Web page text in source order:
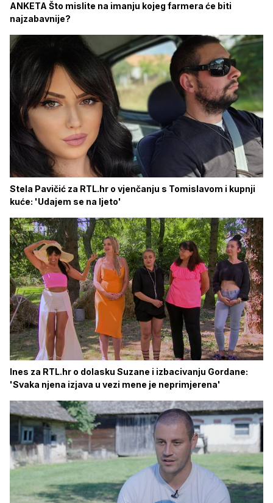
ANKETA Što mislite na imanju kojeg farmera će biti
najzabavnije?
Stela Pavičić za RTL.hr o vjenčanju s Tomislavom i kupnji
kuće: 'Udajem se na ljeto'
Ines za RTL.hr o dolasku Suzane i izbacivanju Gordane:
'Svaka njena izjava u vezi mene je neprimjerena'